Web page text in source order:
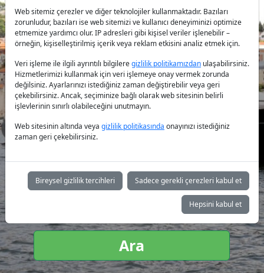
Ülke:
Destinasyon:
Yat tipi:
Ara
Web sitemiz çerezler ve diğer teknolojiler kullanmaktadır. Bazıları
zorunludur, bazıları ise web sitemizi ve kullanıcı deneyiminizi optimize
etmemize yardımcı olur. IP adresleri gibi kişisel veriler işlenebilir –
örneğin, kişiselleştirilmiş içerik veya reklam etkisini analiz etmek için.
Veri işleme ile ilgili ayrıntılı bilgileregizlilik politikamızdan ulaşabilirsiniz.
Hizmetlerimizi kullanmak için veri işlemeye onay vermek zorunda
değilsiniz. Ayarlarınızı istediğiniz zaman değiştirebilir veya geri
çekebilirsiniz. Ancak, seçiminize bağlı olarak web sitesinin belirli
işlevlerinin sınırlı olabileceğini unutmayın.
Web sitesinin altında veya gizlilik politikasında onayınızı istediğiniz
zaman geri çekebilirsiniz.
Bireysel gizlilik tercihleri Sadece gerekli çerezleri kabul et
Hepsini kabul et